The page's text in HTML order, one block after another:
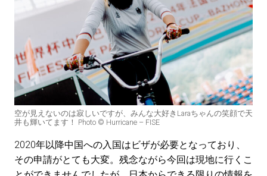
空が見えないのは寂しいですが、みんな大好きLaraちゃんの笑顔で天
井も輝いてます！ Photo © Hurricane – FISE
2020年以降中国への入国はビザが必要となっており、
その申請がとても大変。残念ながら今回は現地に行くこ